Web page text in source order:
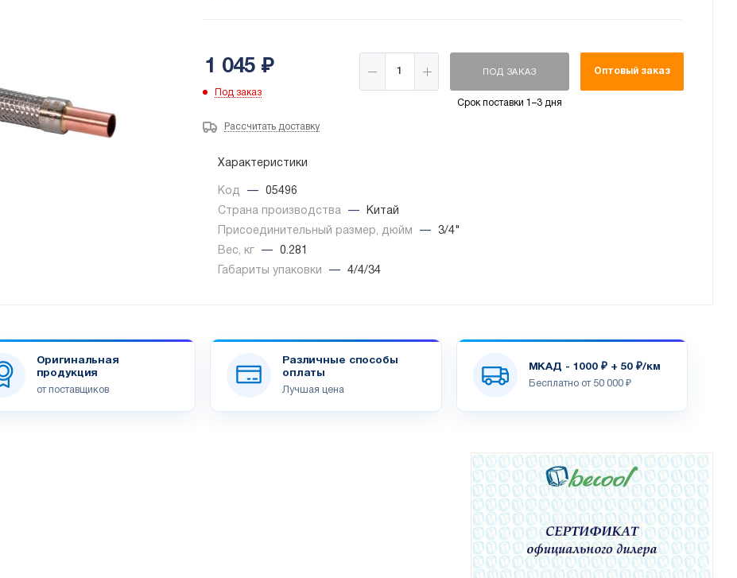
1 045 ₽
Под заказ
ПОД ЗАКАЗ
Срок поставки 1–3 дня
Оптовый заказ
Рассчитать доставку
Характеристики
Код —
05496
Страна производства
—
Китай
Присоединительный размер, дюйм
—
3/4"
Вес, кг
—
0.281
Габариты упаковки
— 4/4/34
Оригинальная
продукция
от поставщиков
Различные способы
оплаты
Лучшая цена
МКАД - 1000 ₽ + 50 ₽/км
Бесплатно от 50 000 ₽